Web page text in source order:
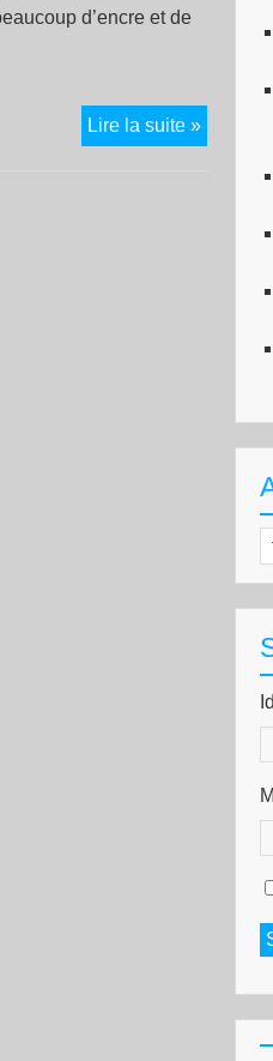
d’encre et de
Lire la suite »Au
delà
politique